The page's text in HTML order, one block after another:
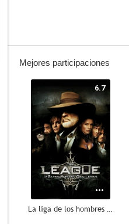
Mejores participaciones
6.7
La liga de los hombres extraordinarios